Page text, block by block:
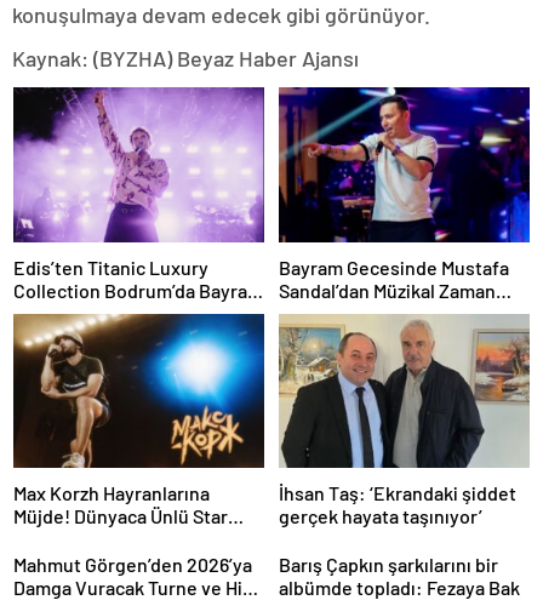
konuşulmaya devam edecek gibi görünüyor.
Kaynak: (BYZHA) Beyaz Haber Ajansı
Edis’ten Titanic Luxury
Collection Bodrum’da Bayram
Gecesine Damga Vuran
Performans
Bayram Gecesinde Mustafa
Sandal’dan Müzikal Zaman
Yolculuğu
Max Korzh Hayranlarına
Müjde! Dünyaca Ünlü Star
Performansla Hayranlarıyla
Buluşuyor
İhsan Taş: ‘Ekrandaki şiddet
gerçek hayata taşınıyor’
Mahmut Görgen’den 2026’ya
Damga Vuracak Turne ve Hit
Barış Çapkın şarkılarını bir
albümde topladı: Fezaya Bak